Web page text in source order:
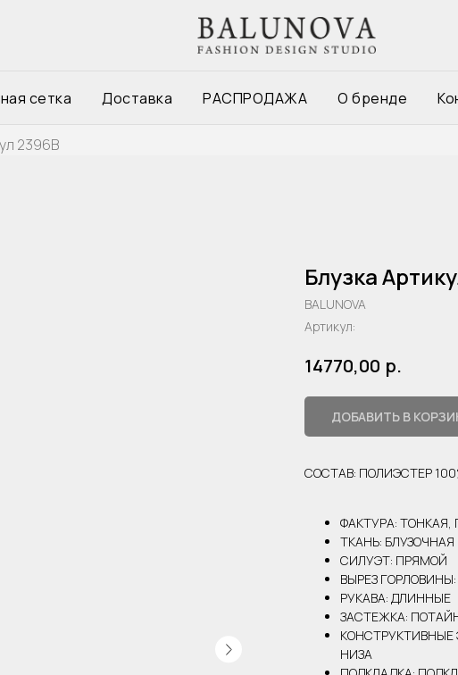
сетка Доставка РАСПРОДАЖА О бренде
2396B
Блузка
BALUNOVA
Артикул:
14770,00 р.
ДОБАВИТЬ В
СОСТАВ: ПОЛИЭСТЕР
ФАКТУРА: ТОНКАЯ,
ТКАНЬ: БЛУЗОЧНАЯ
СИЛУЭТ: ПРЯМОЙ
ВЫРЕЗ
РУКАВА: ДЛИННЫЕ
ЗАСТЕЖКА:
НИЗА